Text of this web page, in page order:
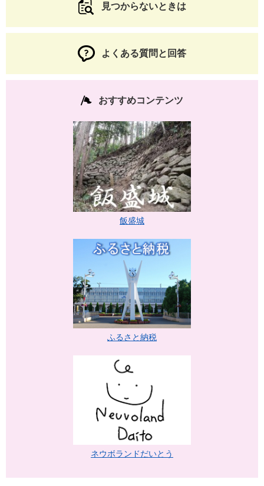
見つからないときは
よくある質問と回答
おすすめコンテンツ
飯盛城
ふるさと納税
ネウボランドだいとう